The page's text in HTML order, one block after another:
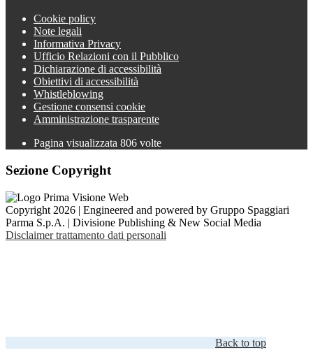
Cookie policy
Note legali
Informativa Privacy
Ufficio Relazioni con il Pubblico
Dichiarazione di accessibilità
Obiettivi di accessibilità
Whistleblowing
Gestione consensi cookie
Amministrazione trasparente
Pagina visualizzata 806 volte
Sezione Copyright
Copyright 2026 | Engineered and powered by Gruppo Spaggiari
Parma S.p.A. | Divisione Publishing & New Social Media
Disclaimer trattamento dati personali
Back to top